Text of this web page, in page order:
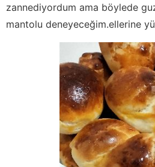
zannediyordum ama böylede
mantolu deneyeceğim.ellerine